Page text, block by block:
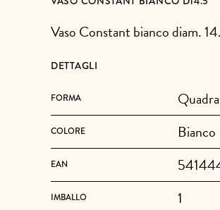
Vaso Constant bianco diam.
DETTAGLI
FORMA
COLORE Bianco
EAN
IMBALLO 1